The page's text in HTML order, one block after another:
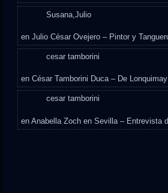
Susana,Julio
enJulio César Ovejero – Pintor y
cesar tamborini
enCésar Tamborini Duca – De
cesar tamborini
enAnabella Zoch en Sevilla – Entrevista